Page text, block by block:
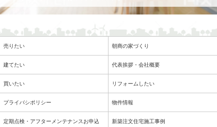
売りたい 朝商の家づくり
建てたい 代表挨拶・会社概要
買いたい リフォームしたい
プライバシポリシー 物件情報
定期点検・アフターメンテナンスお申込 新築注文住宅施工事例